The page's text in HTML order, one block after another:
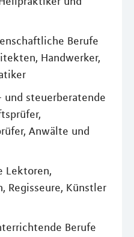
Berufe
Handwerker,
steuerberatende
Anwälte und
Lektoren,
Regisseure, Künstler
Berufe